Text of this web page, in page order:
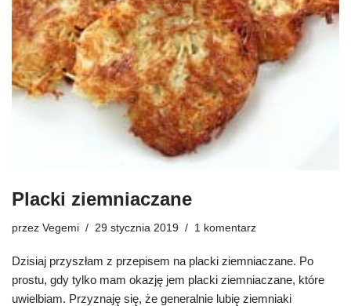
Placki ziemniaczane
przez Vegemi 29 stycznia 2019 1 komentarz
Dzisiaj przyszłam z przepisem na placki ziemniaczane. Po
prostu, gdy tylko mam okazję jem placki ziemniaczane, które
uwielbiam. Przyznaję się, że generalnie lubię ziemniaki